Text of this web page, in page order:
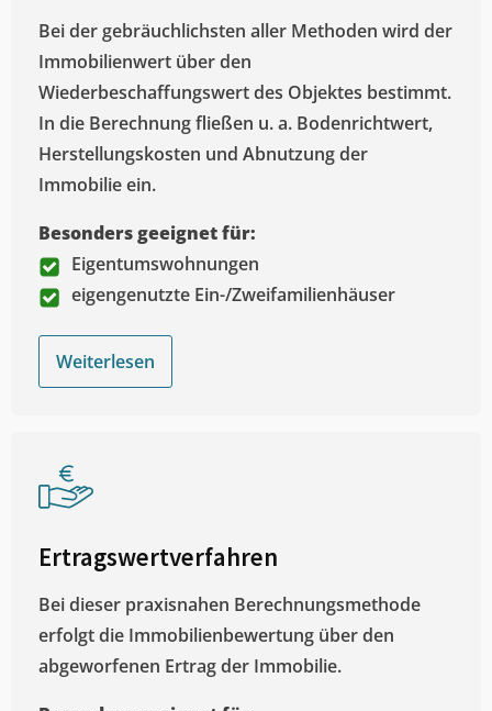
Bei der gebräuchlichsten aller Methoden wird der
Immobilienwert über den
Wiederbeschaffungswert des Objektes bestimmt.
In die Berechnung fließen u. a. Bodenrichtwert,
Herstellungskosten und Abnutzung der
Immobilie ein.
Besonders geeignet für:
Eigentumswohnungen
eigengenutzte Ein-/Zweifamilienhäuser
Weiterlesen
Ertragswertverfahren
Bei dieser praxisnahen Berechnungsmethode
erfolgt die Immobilienbewertung über den
abgeworfenen Ertrag der Immobilie.